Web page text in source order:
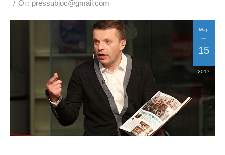
От: pressubjoc@gmail.com
Мар
15
2017